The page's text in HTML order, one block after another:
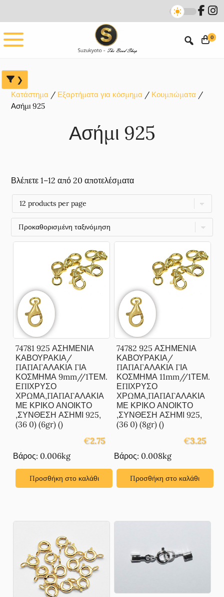
main
content
primary
sidebar
footer
0
Κατάστημα Εξαρτήματα για κόσμημα
Κουμπώματα
Ασήμι 925
Ασήμι 925
Βλέπετε 1–12 από 20 αποτελέσματα
74781 925 ΑΣΗΜΕΝΙΑ
ΚΑΒΟΥΡΑΚΙΑ/
ΠΑΠΑΓΑΛΑΚΙΑ ΓΙΑ
ΚΟΣΜΗΜΑ 9mm//1ΤΕΜ.
ΕΠΙΧΡΥΣΟ
ΧΡΩΜΑ,ΠΑΠΑΓΑΛΑΚΙΑ
ΜΕ ΚΡΙΚΟ ΑΝΟΙΚΤΟ
,ΣΥΝΘΕΣΗ ΑΣΗΜΙ 925,
(36 0) (6gr) ()
€2.75
Βάρος: 0.006kg
Προσθήκη στο καλάθι
74782 925 ΑΣΗΜΕΝΙΑ
ΚΑΒΟΥΡΑΚΙΑ/
ΠΑΠΑΓΑΛΑΚΙΑ ΓΙΑ
ΚΟΣΜΗΜΑ 11mm//1ΤΕΜ.
ΕΠΙΧΡΥΣΟ
ΧΡΩΜΑ,ΠΑΠΑΓΑΛΑΚΙΑ
ΜΕ ΚΡΙΚΟ ΑΝΟΙΚΤΟ
,ΣΥΝΘΕΣΗ ΑΣΗΜΙ 925,
(36 0) (8gr) ()
€3.25
Βάρος: 0.008kg
Προσθήκη στο καλάθι